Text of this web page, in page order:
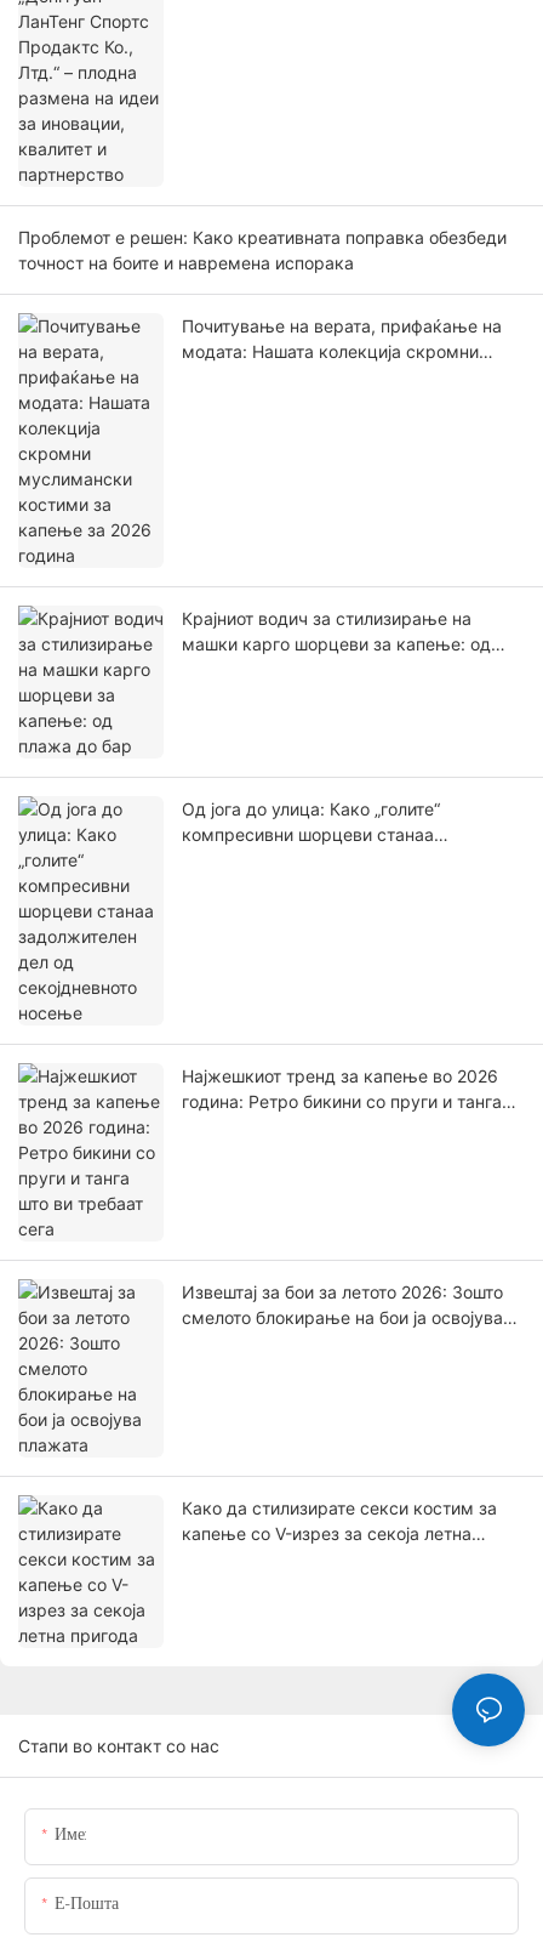
Проблемот е решен: Како креативната поправка обезбеди
точност на боите и навремена испорака
Почитување на верата, прифаќање на
модата: Нашата колекција скромни
Крајниот водич за стилизирање на
машки карго шорцеви за капење: од
Од јога до улица: Како „голите“
компресивни шорцеви станаа
Најжешкиот тренд за капење во 2026
година: Ретро бикини со пруги и танга
Извештај за бои за летото 2026: Зошто
смелото блокирање на бои ја освојува
Како да стилизирате секси костим за
капење со V-изрез за секоја летна
Стапи во контакт со нас
Име:
Е-Пошта